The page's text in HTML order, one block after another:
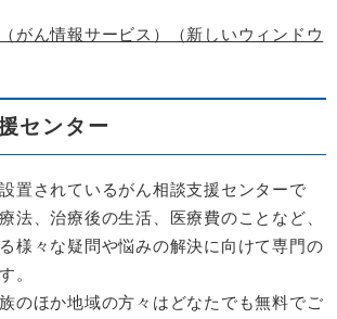
がん情報サービス）（新しいウィンドウ
センター
置されているがん相談支援センターで
法、治療後の生活、医療費のことなど、
様々な疑問や悩みの解決に向けて専門の
。
のほか地域の方々はどなたでも無料でご